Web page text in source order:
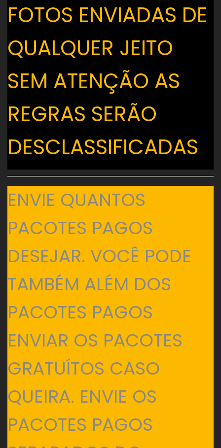
FOTOS ENVIADAS DE
QUALQUER JEITO
SEM ATENÇÃO AS
REGRAS SERÃO
DESCLASSIFICADAS
ENVIE QUANTOS
PACOTES PAGOS
DESEJAR. VOCÊ PODE
TAMBÉM ALÉM DOS
PACOTES PAGOS
ENVIAR OS PACOTES
GRATUÍTOS CASO
QUEIRA. ENVIE OS
PACOTES PAGOS